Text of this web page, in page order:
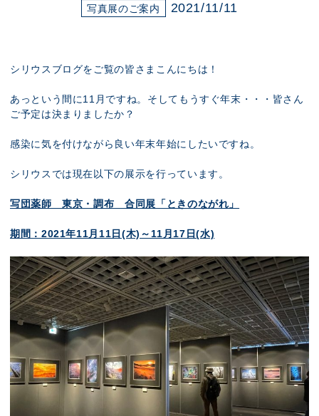
写真展のご案内 2021/11/11
シリウスブログをご覧の皆さまこんにちは！
あっという間に11月ですね。そしてもうすぐ年末・・・皆さん
ご予定は決まりましたか？
感染に気を付けながら良い年末年始にしたいですね。
シリウスでは現在以下の展示を行っています。
写団薬師 東京・調布 合同展「ときのながれ」
期間：2021年11月11日(木)～11月17日(水)